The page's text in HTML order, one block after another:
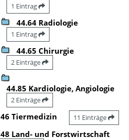
1 Eintrag
44.64 Radiologie
1 Eintrag
44.65 Chirurgie
2 Einträge
44.85 Kardiologie, Angiologie
2 Einträge
46 Tiermedizin 11 Einträge
48 Land- und Forstwirtschaft